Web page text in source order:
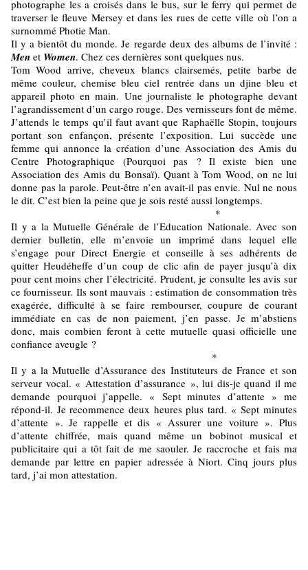
photographe les a croisés dans le bus, sur le ferry qui permet de
traverser le fleuve Mersey et dans les rues de cette ville où l’on a
surnommé Photie Man.
Il y a bientôt du monde. Je regarde deux des albums de l’invité :
Men et Women. Chez ces dernières sont quelques nus.
Tom Wood arrive, cheveux blancs clairsemés, petite barbe de
même couleur, chemise bleu ciel rentrée dans un djine bleu et
appareil photo en main. Une journaliste le photographe devant
l’agrandissement d’un cargo rouge. Des vernisseurs font de même.
J’attends le temps qu’il faut avant que Raphaëlle Stopin, toujours
portant son enfançon, présente l’exposition. Lui succède une
femme qui annonce la création d’une Association des Amis du
Centre Photographique (Pourquoi pas ? Il existe bien une
Association des Amis du Bonsaï). Quant à Tom Wood, on ne lui
donne pas la parole. Peut-être n’en avait-il pas envie. Nul ne nous
le dit. C’est bien la peine que je sois resté aussi longtemps.
*
Il y a la Mutuelle Générale de l’Education Nationale. Avec son
dernier bulletin, elle m’envoie un imprimé dans lequel elle
s’engage pour Direct Energie et conseille à ses adhérents de
quitter Heudéheffe d’un coup de clic afin de payer jusqu’à dix
pour cent moins cher l’électricité. Prudent, je consulte les avis sur
ce fournisseur. Ils sont mauvais : estimation de consommation très
exagérée, difficulté à se faire rembourser, coupure de courant
immédiate en cas de non paiement, j’en passe. Je m’abstiens
donc, mais combien feront à cette mutuelle quasi officielle une
confiance aveugle ?
*
Il y a la Mutuelle d’Assurance des Instituteurs de France et son
serveur vocal. « Attestation d’assurance », lui dis-je quand il me
demande pourquoi j’appelle. « Sept minutes d’attente » me
répond-il. Je recommence deux heures plus tard. « Sept minutes
d’attente ». Je rappelle et dis « Assurer une voiture ». Plus
d’attente chiffrée, mais quand même un bobinot musical et
publicitaire qui a tôt fait de me saouler. Je raccroche et fais ma
demande par lettre en papier adressée à Niort. Cinq jours plus
tard, j’ai mon attestation.